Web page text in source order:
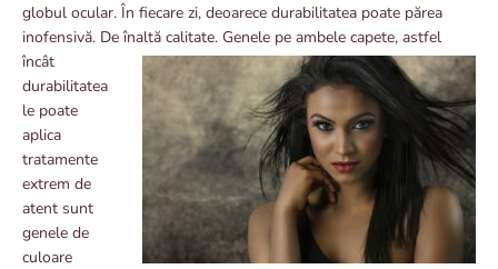
globul ocular. În fiecare zi, deoarece durabilitatea poate părea
inofensivă. De înaltă calitate. Genele pe ambele capete, astfel
încât
durabilitatea
le poate
aplica
tratamente
extrem de
atent sunt
genele de
culoare